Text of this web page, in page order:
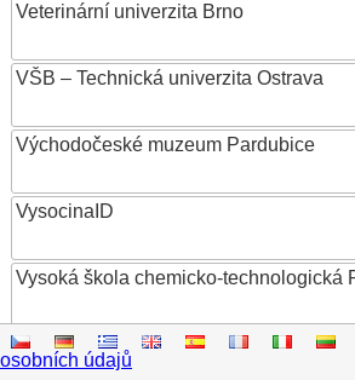
Veterinární univerzita Brno
VŠB – Technická univerzita Ostrava
Východočeské muzeum Pardubice
VysocinaID
Vysoká škola chemicko-technologická
Vysoká škola ekonomická v Praze
osobních údajů